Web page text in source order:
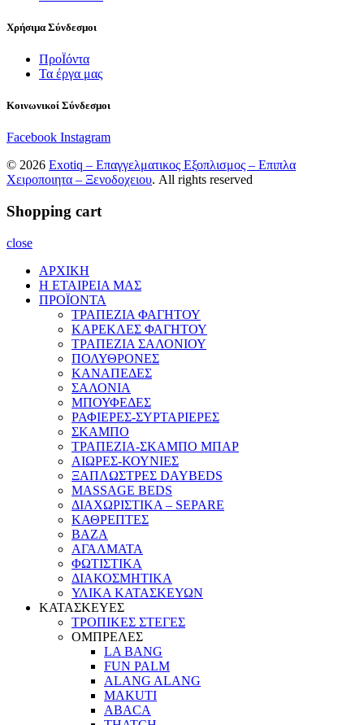
Χρήσιμα Σύνδεσμοι
ΠροΪόντα
Τα έργα μας
Κοινωνικοί Σύνδεσμοι
Facebook Instagram
© 2026 Exotiq – Επαγγελματικος Εξοπλισμος – Επιπλα
Χειροποιητα – Ξενοδοχειου. All rights reserved
Shopping cart
close
ΑΡΧΙΚΗ
Η ΕΤΑΙΡΕΙΑ ΜΑΣ
ΠΡΟΪΟΝΤΑ
ΤΡΑΠΕΖΙΑ ΦΑΓΗΤΟΥ
ΚΑΡΕΚΛΕΣ ΦΑΓΗΤΟΥ
ΤΡΑΠΕΖΙΑ ΣΑΛΟΝΙΟΥ
ΠΟΛΥΘΡΟΝΕΣ
ΚΑΝΑΠΕΔΕΣ
ΣΑΛΟΝΙΑ
ΜΠΟΥΦΕΔΕΣ
ΡΑΦΙΕΡΕΣ-ΣΥΡΤΑΡΙΕΡΕΣ
ΣΚΑΜΠΟ
ΤΡΑΠΕΖΙΑ-ΣΚΑΜΠΟ ΜΠΑΡ
ΑΙΩΡΕΣ-ΚΟΥΝΙΕΣ
ΞΑΠΛΩΣΤΡΕΣ DAYBEDS
MASSAGE BEDS
ΔΙΑΧΩΡΙΣΤΙΚΑ – SEPARE
ΚΑΘΡΕΠΤΕΣ
ΒΑΖΑ
ΑΓΑΛΜΑΤΑ
ΦΩΤΙΣΤΙΚΑ
ΔΙΑΚΟΣΜΗΤΙΚΑ
ΥΛΙΚΑ ΚΑΤΑΣΚΕΥΩΝ
ΚΑΤΑΣΚΕΥΕΣ
ΤΡΟΠΙΚΕΣ ΣΤΕΓΕΣ
ΟΜΠΡΕΛΕΣ
LA BANG
FUN PALM
ALANG ALANG
MAKUTI
ABACA